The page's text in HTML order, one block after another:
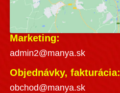
Marketing:
admin2@manya.sk
Objednávky, fakturácia:
obchod@manya.sk